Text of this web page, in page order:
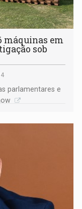
máquinas em
sob
parlamentares e